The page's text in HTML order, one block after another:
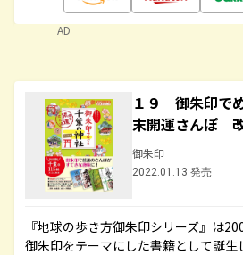
AD
１９ 御朱印で
末開運さんぽ
御朱印
2022.01.13 発売
『地球の歩き方御朱印シリーズ』は
御朱印をテーマにした書籍として誕生